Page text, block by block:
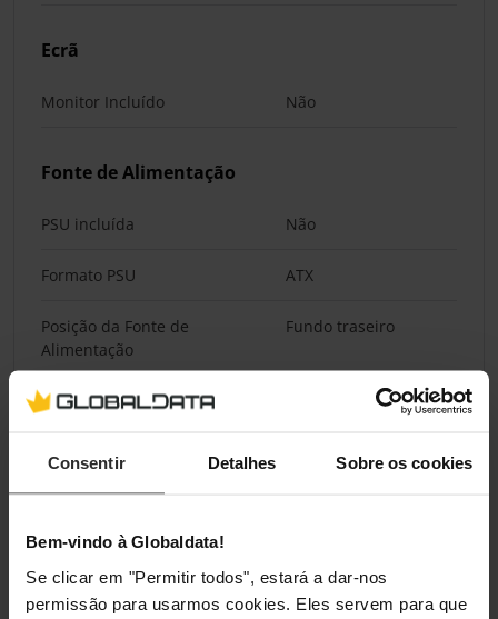
Consentir Detalhes Sobre os cookies
Bem-vindo à Globaldata!
Se clicar em "Permitir todos", estará a dar-nos
permissão para usarmos cookies. Eles servem para que
Ecrã
Monitor Incluído Não
Fonte de Alimentação
PSU incluída Não
Formato PSU ATX
Posição da Fonte de
Alimentação
Fundo traseiro
Suporte para Ventoinhas
Ventoinhas de 120 mm
Suporte para Radiador